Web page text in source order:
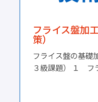
フライス盤加
策）
フライス盤の基礎
３級課題） １ フ